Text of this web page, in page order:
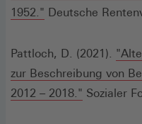
1952." (Öffnet
einem
neuen
Fenster)
Deutsche
Pattloch, D. (2021).
zur Beschreibung von
2012 – 2018." (Öffnet
Sozialer